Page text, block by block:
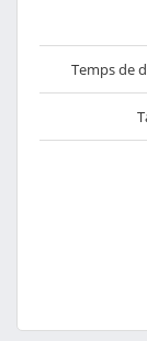
Temps de